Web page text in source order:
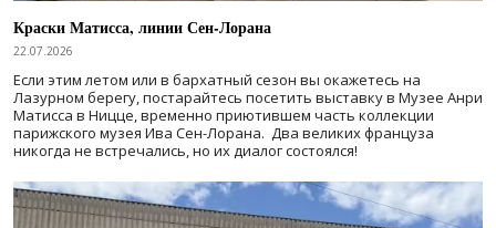
Краски Матисса, линии Сен-Лорана
22.07.2026
Если этим летом или в бархатный сезон вы окажетесь на
Лазурном берегу, постарайтесь посетить выставку в Музее Анри
Матисса в Ницце, временно приютившем часть коллекции
парижского музея Ива Сен-Лорана. Два великих француза
никогда не встречались, но их диалог состоялся!